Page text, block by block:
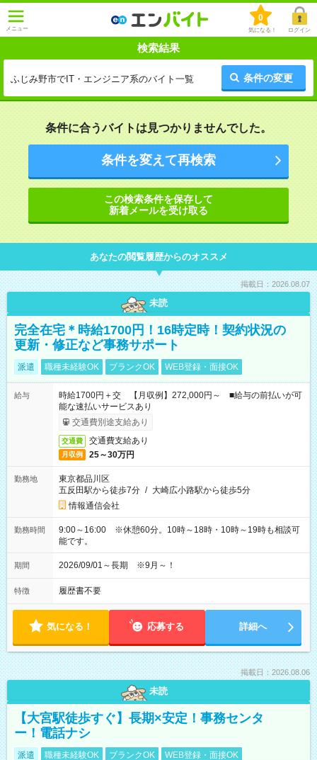
メニュー
0
気になる！ ログイン
検索結果
ふじみ野市でIT・エンジニア系のバイト一覧 条件の変更
条件に合うバイトは見つかりませんでした。
条件を変えて再検索
この検索条件を保存して
新着メールを受け取る
あなたの閲覧履歴からのオススメ
掲載日：2026.08.07
未読
完全在宅＊時給1700円！16時定時！契約状況の
更新・修正など事務サポート
派遣 職種未経験OK ブランクOK WEB登録・面接OK
給与
時給1700円＋交 【月収例】272,000円～ ■給与の前払いが可
能な速払いサービスあり
交通費別途支給あり
交通費 交通費支給あり
月収例 25～30万円
勤務地
東京都品川区
五反田駅から徒歩7分 / 大崎広小路駅から徒歩5分
情報通信会社
勤務時間
9:00～16:00 ※休憩60分。10時～18時・10時～19時も相談可
能です。
期間 2026/09/01～長期 ※9月～！
特徴 履歴書不要
気になる！ 応募する 詳細へ
掲載日：2026.08.06
未読
【大宮駅徒歩すぐ】長期×安定！事務センタ
ー！電話ナシ
派遣 職種未経験OK ブランクOK WEB登録・面接OK